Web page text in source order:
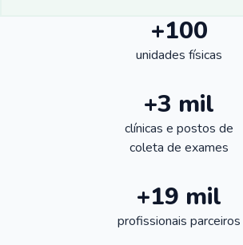
+100
unidades físicas
+3 mil
clínicas e postos de
coleta de exames
+19 mil
profissionais parceiros